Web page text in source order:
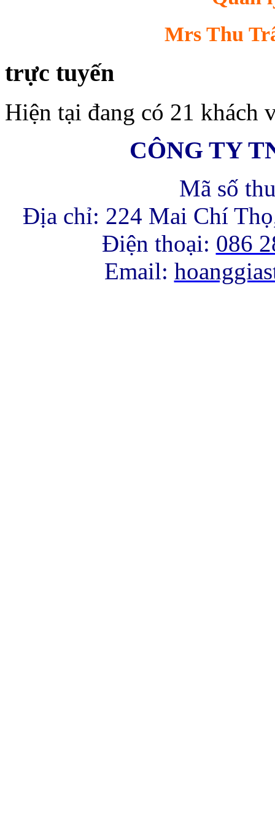
Mrs Thu
trực tuyến
Hiện tại đang có 21 khách
CÔNG TY
Mã số
Địa chỉ: 224 Mai Chí
Điện thoại: 086
Email: